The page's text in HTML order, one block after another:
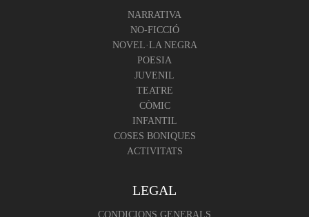
NARRATIVA
NO-FICCIÓ
NOVEL·LA NEGRA
POESIA
JUVENIL
TEATRE
CÒMIC
INFANTIL
COSES BONIQUES
ACTIVITATS
LEGAL
CONDICIONS GENERALS